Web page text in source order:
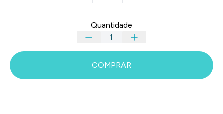
Quantidade
COMPRAR